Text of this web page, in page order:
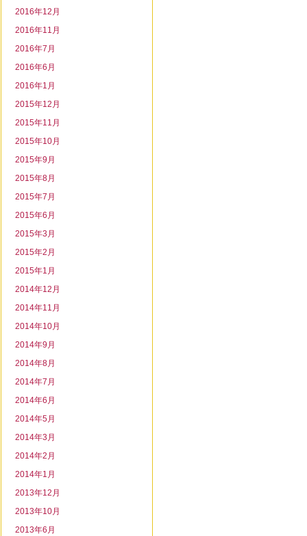
2016年12月
2016年11月
2016年7月
2016年6月
2016年1月
2015年12月
2015年11月
2015年10月
2015年9月
2015年8月
2015年7月
2015年6月
2015年3月
2015年2月
2015年1月
2014年12月
2014年11月
2014年10月
2014年9月
2014年8月
2014年7月
2014年6月
2014年5月
2014年3月
2014年2月
2014年1月
2013年12月
2013年10月
2013年6月